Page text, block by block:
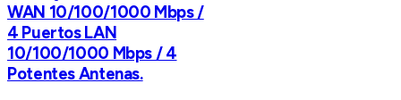
WAN 10/100/1000 Mbps /
4 Puertos LAN
10/100/1000 Mbps / 4
Potentes Antenas.